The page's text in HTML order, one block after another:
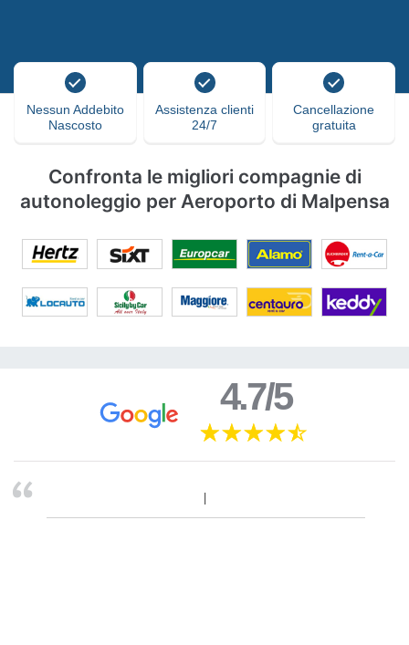
Nessun Addebito
Nascosto
Assistenza clienti
24/7
Cancellazione
gratuita
Confronta le migliori compagnie di
autonoleggio per Aeroporto di Malpensa
4.7/5